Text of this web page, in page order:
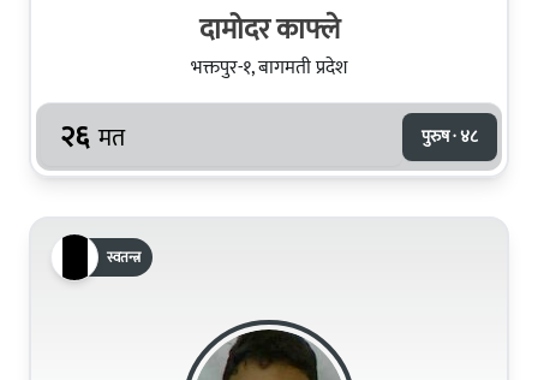
दामोदर काफ्ले
भक्तपुर-१, बागमती प्रदेश
२६ मत पुरुष · ४८
स्वतन्त्र